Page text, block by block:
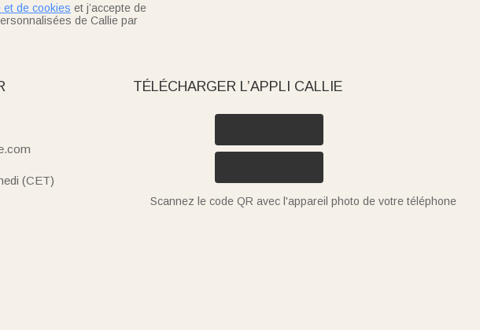
et de cookies et j’accepte de
de Callie par
(CET)
TÉLÉCHARGER L’APPLI CALLIE
Scannez le code QR avec l'appareil photo de votre téléphone